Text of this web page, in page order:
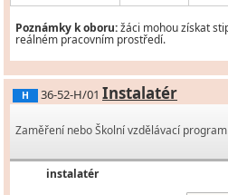
Poznámky k oboru:žáci mohou získat
reálném pracovním prostředí.
H 36-52-H/01 Instalatér
Zaměření nebo Školní vzdělávací program
instalatér